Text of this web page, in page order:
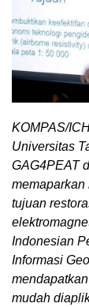
KOMPAS/
Universitas
GAG4PEAT
memaparkan
tujuan
Indonesian
Informasi
mudah